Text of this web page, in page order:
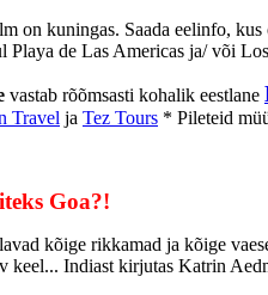
on kuningas. Saada eelinfo,
de Las Americas ja/ või
vastab rõõmsasti kohalik eestlane
Travel ja Tez Tours * Pileteid
Goa?!
kõige rikkamad ja kõige
keel... Indiast kirjutas Katrin